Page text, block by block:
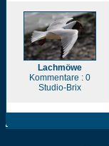
Lachmöwe
Kommentare : 0
Studio-Brix